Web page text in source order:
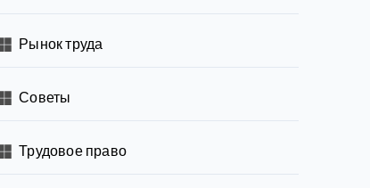
Рынок труда
Советы
Трудовое право